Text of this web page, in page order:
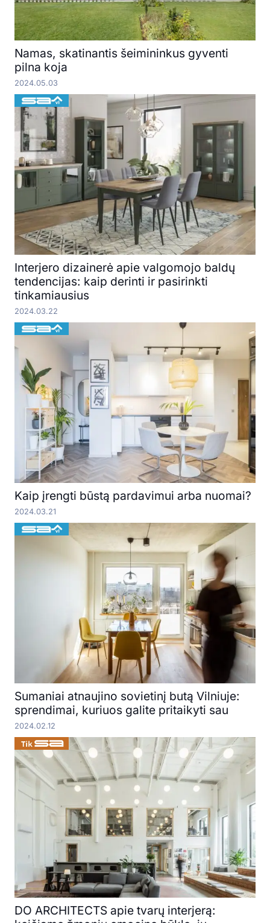
Namas, skatinantis šeimininkus gyventi
pilna koja
2024.05.03
Interjero dizainerė apie valgomojo baldų
tendencijas: kaip derinti ir pasirinkti
tinkamiausius
2024.03.22
Kaip įrengti būstą pardavimui arba nuomai?
2024.03.21
Sumaniai atnaujino sovietinį butą Vilniuje:
sprendimai, kuriuos galite pritaikyti sau
2024.02.12
DO ARCHITECTS apie tvarų interjerą: